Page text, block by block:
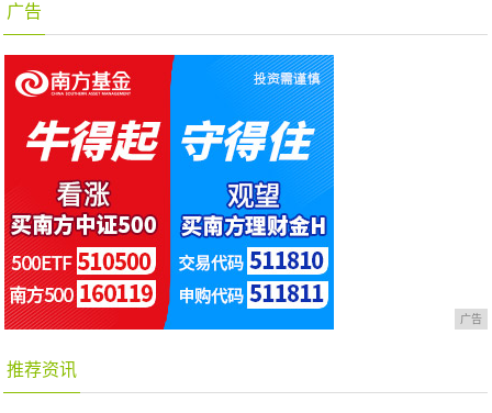
广告
广告
推荐资讯